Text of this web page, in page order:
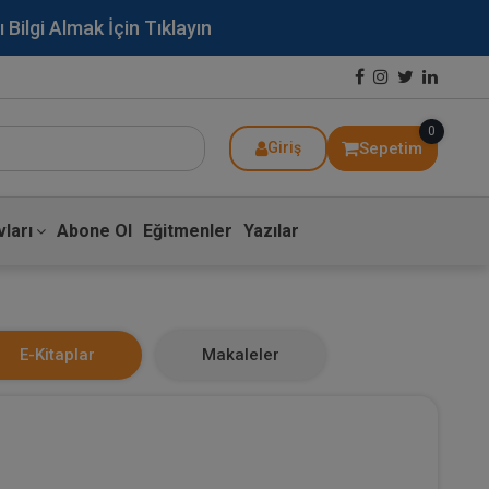
Almak İçin Tıklayın
Giriş Sepetim
0
Abone Ol Eğitmenler Yazılar
E-Kitaplar Makaleler